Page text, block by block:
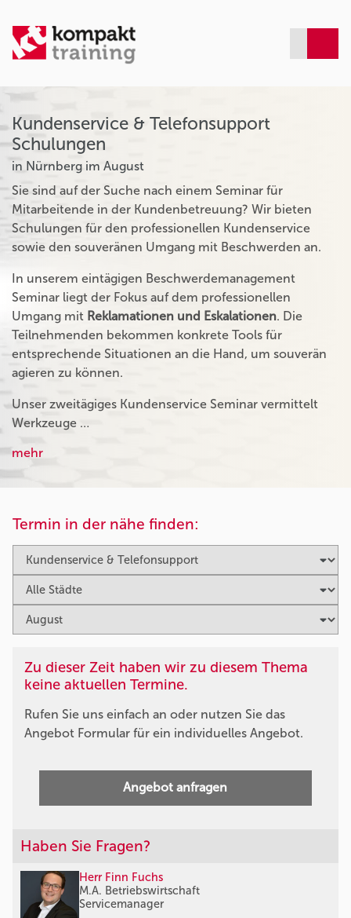
Kundenservice & Telefonsupport
Schulungen
in Nürnberg im August
Sie sind auf der Suche nach einem Seminar für
Mitarbeitende in der Kundenbetreuung? Wir bieten
Schulungen für den professionellen Kundenservice
sowie den souveränen Umgang mit Beschwerden an.
In unserem eintägigen Beschwerdemanagement
Seminar liegt der Fokus auf dem professionellen
Umgang mit Reklamationen und Eskalationen. Die
Teilnehmenden bekommen konkrete Tools für
entsprechende Situationen an die Hand, um souverän
agieren zu können.
Unser zweitägiges Kundenservice Seminar vermittelt
Werkzeuge …
mehr
Termin in der nähe finden:
Zu dieser Zeit haben wir zu diesem Thema
keine aktuellen Termine.
Rufen Sie uns einfach an oder nutzen Sie das
Angebot Formular für ein individuelles Angebot.
Angebot anfragen
Haben Sie Fragen?
Herr Finn Fuchs
M.A. Betriebswirtschaft
Servicemanager